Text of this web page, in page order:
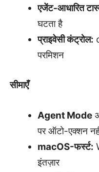
एजेंट-आधारित
घटता है
प्राइवेसी कंट्रोल:
परमिशन
सीमाएँ
Agent Mode
पर ऑटो-एक्शन
macOS-फर्स्ट:
इंतज़ार